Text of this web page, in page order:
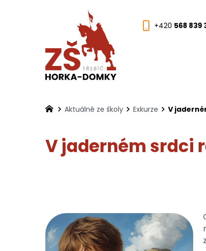
+420 568 839
Aktuálně ze školy Exkurze V
V jaderném srdci